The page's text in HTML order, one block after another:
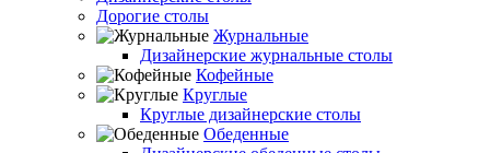
Дорогие столы
Журнальные
Дизайнерские журнальные столы
Кофейные
Круглые
Круглые дизайнерские столы
Обеденные